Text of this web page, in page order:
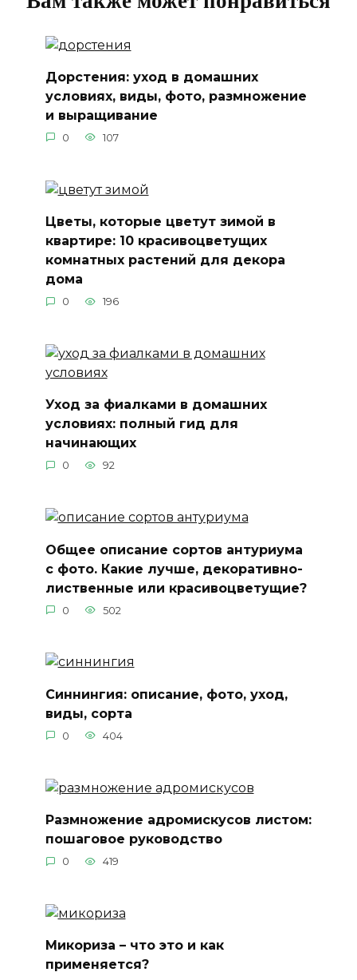
Дорстения: уход в домашних
условиях, виды, фото, размножение
и выращивание
0 107
Цветы, которые цветут зимой в
квартире: 10 красивоцветущих
комнатных растений для декора
дома
0 196
Уход за фиалками в домашних
условиях: полный гид для
начинающих
0 92
Общее описание сортов антуриума
с фото. Какие лучше, декоративно-
лиственные или красивоцветущие?
0 502
Синнингия: описание, фото, уход,
виды, сорта
0 404
Размножение адромискусов листом:
пошаговое руководство
0 419
Микориза – что это и как
применяется?